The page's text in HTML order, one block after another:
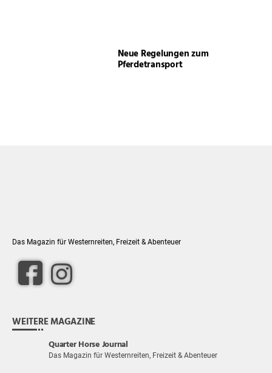
Neue Regelungen zum
Pferdetransport
Das Magazin für Westernreiten, Freizeit & Abenteuer
WEITERE MAGAZINE
Quarter Horse Journal
Das Magazin für Westernreiten, Freizeit & Abenteuer